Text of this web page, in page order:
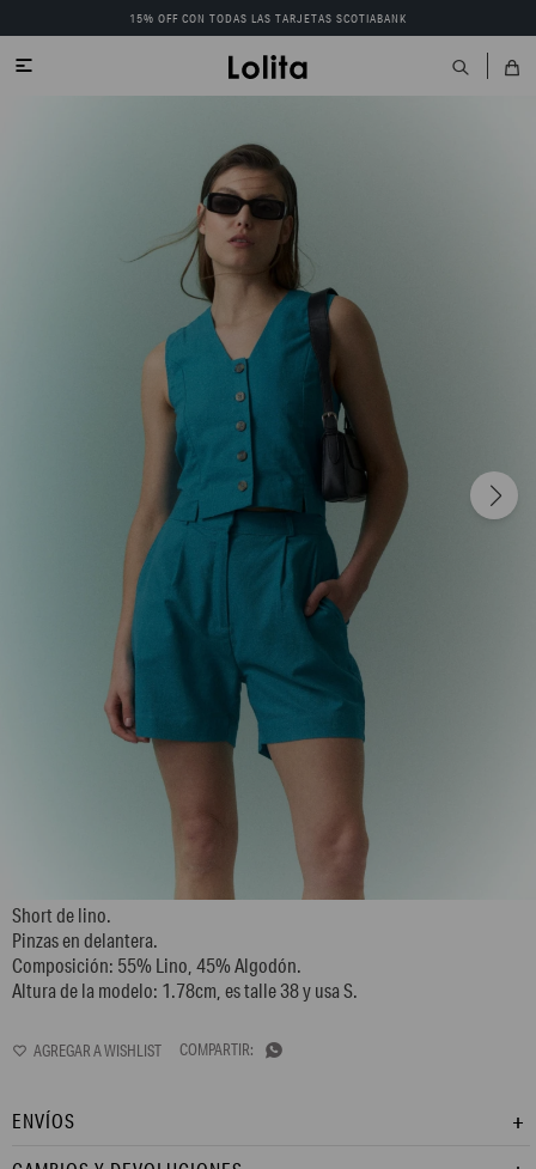
15% OFF CON TODAS LAS TARJETAS SCOTIABANK

Short de lino.
Pinzas en delantera.
Composición: 55% Lino, 45% Algodón.
Altura de la modelo: 1.78cm, es talle 38 y usa S.

ENVÍOS